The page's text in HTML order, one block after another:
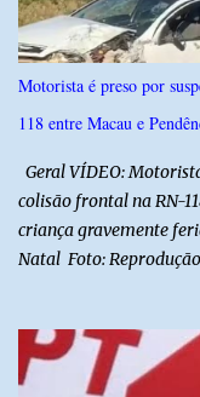
municipal deverão
Nacional Brasileiro de
Municipal de
necessárias ao
Motorista é preso por
118 entre Macau e
Geral VÍDEO:
colisão frontal na RN-
criança gravemente
Natal Foto:
na RN-118, entre
dois carros que